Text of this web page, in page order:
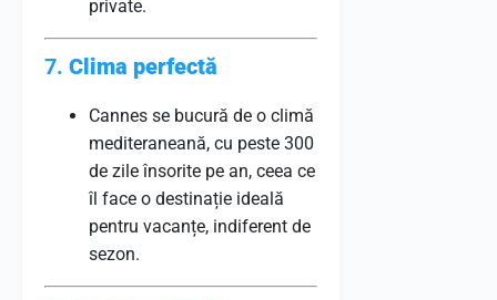
private.
7. Clima perfectă
Cannes se bucură de o climă
mediteraneană, cu peste 300
de zile însorite pe an, ceea ce
îl face o destinație ideală
pentru vacanțe, indiferent de
sezon.